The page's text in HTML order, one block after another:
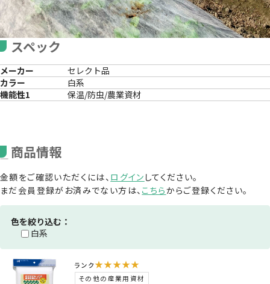
スペック
メーカー
セレクト品
カラー
白系
機能性1
保温/防虫/農業資材
商品情報
金額をご確認いただくには、 ログイン してください。
まだ会員登録がお済みでない方は、 こちらからご登録ください。
色を絞り込む：
白系
ランク★★★★★
その他の産業用資材